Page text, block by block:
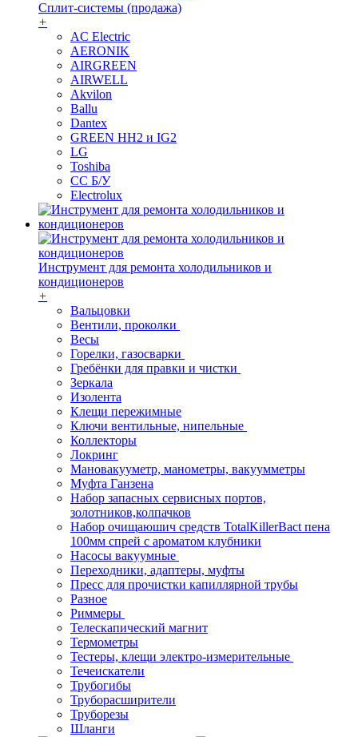
Сплит-системы (продажа)
+
AC Electric
AERONIK
AIRGREEN
AIRWELL
Akvilon
Ballu
Dantex
GREEN HH2 и IG2
LG
Toshiba
СС Б/У
Electrolux
Инструмент для ремонта холодильников и
кондиционеров
+
Вальцовки
Вентили, проколки
Весы
Горелки, газосварки
Гребёнки для правки и чистки
Зеркала
Изолента
Клещи пережимные
Ключи вентильные, нипельные
Коллекторы
Локринг
Мановакууметр, манометры, вакуумметры
Муфта Ганзена
Набор запасных сервисных портов,
золотников,колпачков
Набор очищаюшич средств TotalKillerBact пена
100мм спрей с ароматом клубники
Насосы вакуумные
Переходники, адаптеры, муфты
Пресс для прочистки капиллярной трубы
Разное
Риммеры
Телескапический магнит
Термометры
Тестеры, клещи электро-измерительные
Течеискатели
Трубогибы
Труборасширители
Труборезы
Шланги